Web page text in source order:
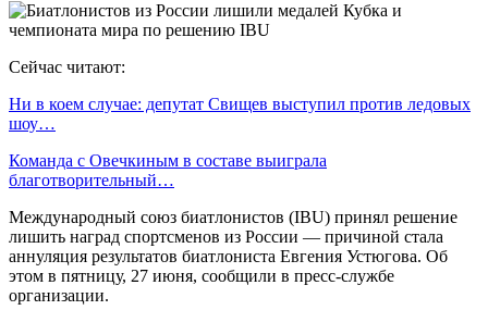
Сейчас читают:
Ни в коем случае: депутат Свищев выступил против ледовых
шоу…
Команда с Овечкиным в составе выиграла
благотворительный…
Международный союз биатлонистов (IBU) принял решение
лишить наград спортсменов из России — причиной стала
аннуляция результатов биатлониста Евгения Устюгова. Об
этом в пятницу, 27 июня, сообщили в пресс-службе
организации.